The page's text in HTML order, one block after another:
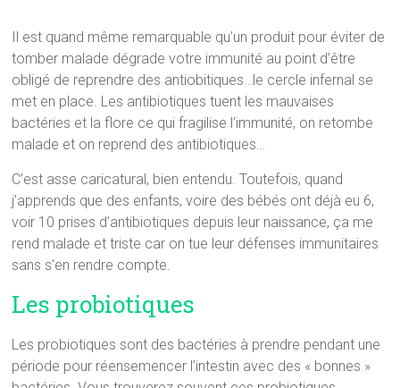
Il est quand même remarquable qu’un produit pour éviter de
tomber malade dégrade votre immunité au point d’être
obligé de reprendre des antiobitiques…le cercle infernal se
met en place. Les antibiotiques tuent les mauvaises
bactéries et la flore ce qui fragilise l’immunité, on retombe
malade et on reprend des antibiotiques…
C’est asse caricatural, bien entendu. Toutefois, quand
j’apprends que des enfants, voire des bébés ont déjà eu 6,
voir 10 prises d’antibiotiques depuis leur naissance, ça me
rend malade et triste car on tue leur défenses immunitaires
sans s’en rendre compte.
Les probiotiques
Les probiotiques sont des bactéries à prendre pendant une
période pour réensemencer l’intestin avec des « bonnes »